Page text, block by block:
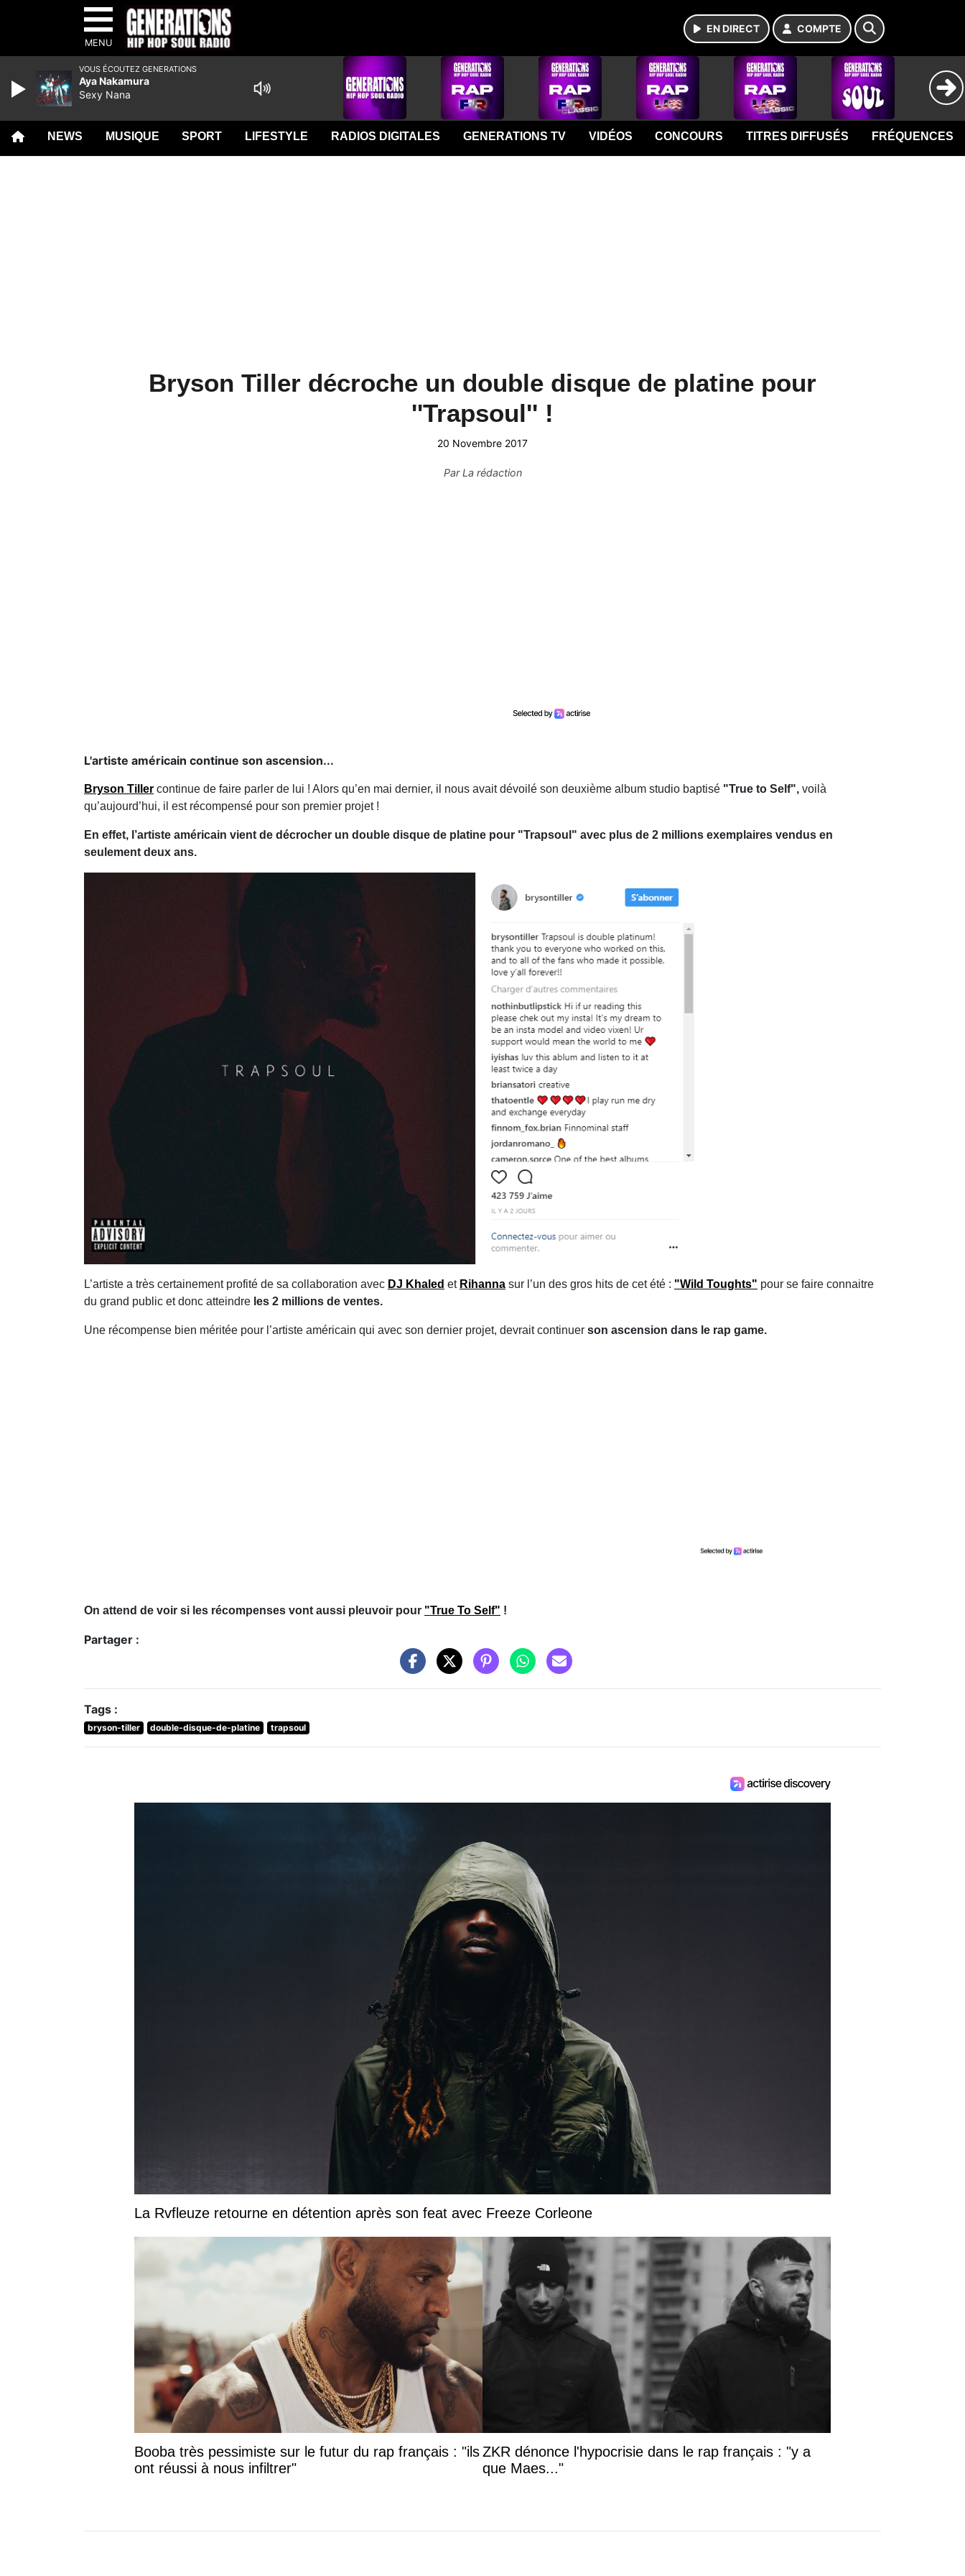
MENU
EN DIRECT COMPTE
NEWS MUSIQUE SPORT LIFESTYLE RADIOS DIGITALES GENERATIONS TV VIDÉOS CONCOURS TITRES DIFFUSÉS FRÉQUENCES
Bryson Tiller décroche un double disque de platine pour
''Trapsoul'' !
20 Novembre 2017
ParLa rédaction
L'artiste américain continue son ascension...
Bryson Tiller continue de faire parler de lui ! Alors qu’en mai dernier, il nous avait dévoilé son deuxième album studio baptisé "True to Self", voilà
qu’aujourd’hui, il est récompensé pour son premier projet !
En effet, l’artiste américain vient de décrocher un double disque de platine pour "Trapsoul" avec plus de 2 millions exemplaires vendus en
seulement deux ans.
L’artiste a très certainement profité de sa collaboration avec DJ Khaled et Rihanna sur l’un des gros hits de cet été : "Wild Toughts" pour se faire connaitre
du grand public et donc atteindre les 2 millions de ventes.
Une récompense bien méritée pour l’artiste américain qui avec son dernier projet, devrait continuer son ascension dans le rap game.
On attend de voir si les récompenses vont aussi pleuvoir pour "True To Self" !
Partager :
Tags :
bryson-tiller double-disque-de-platine trapsoul
La Rvfleuze retourne en détention après son feat avec Freeze Corleone
Booba très pessimiste sur le futur du rap français : "ils
ont réussi à nous infiltrer"
ZKR dénonce l'hypocrisie dans le rap français : "y a
que Maes..."
VOUS ÉCOUTEZ GENERATIONS
Aya Nakamura
Sexy Nana